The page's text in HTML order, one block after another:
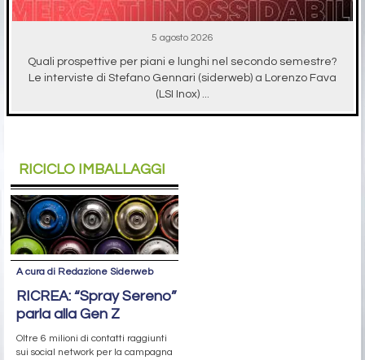
5 agosto 2026
Quali prospettive per piani e lunghi nel secondo semestre?
Le interviste di Stefano Gennari (siderweb) a Lorenzo Fava
(LSI Inox) ...
RICICLO IMBALLAGGI
A cura di Redazione Siderweb
RICREA: “Spray Sereno”
parla alla Gen Z
Oltre 6 milioni di contatti raggiunti
sui social network per la campagna